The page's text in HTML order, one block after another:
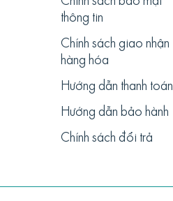
thông tin
Chính sách giao nhận
hàng hóa
Hướng dẫn thanh toán
Hướng dẫn bảo hành
Chính sách đổi trả